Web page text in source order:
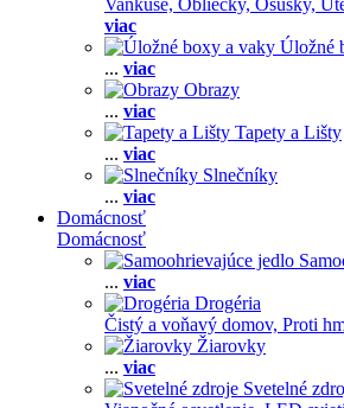
Vankúše, Obliečky, Osušky,
viac
Úložné
... viac
Obrazy
... viac
Tapety a Lišty
... viac
Slnečníky
... viac
Domácnosť
Domácnosť
... viac
Drogéria
Čistý a voňavý domov, Proti
Žiarovky
... viac
Svetelné